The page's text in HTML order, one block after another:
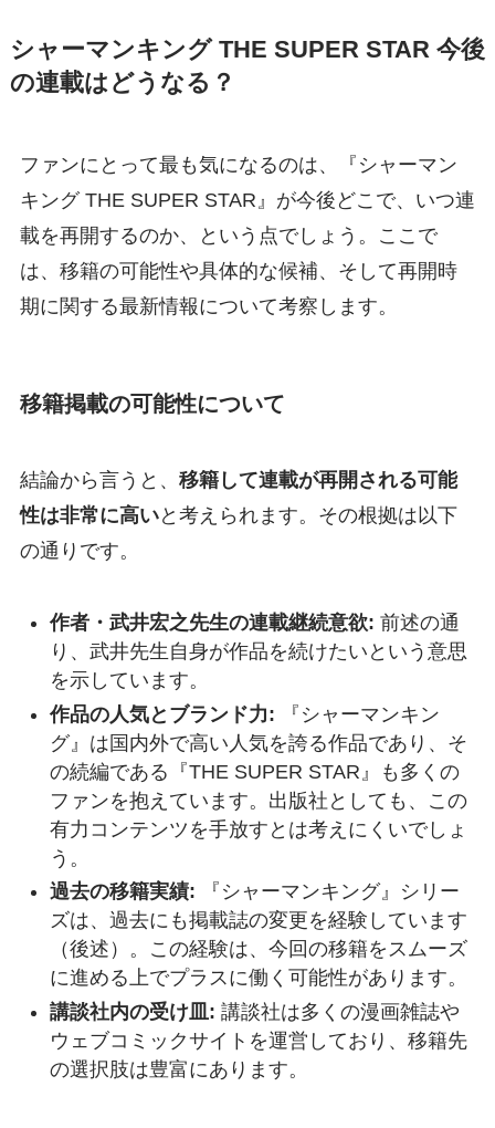
シャーマンキング THE SUPER STAR 今後
の連載はどうなる？
ファンにとって最も気になるのは、『シャーマン
キング THE SUPER STAR』が今後どこで、いつ連
載を再開するのか、という点でしょう。ここで
は、移籍の可能性や具体的な候補、そして再開時
期に関する最新情報について考察します。
移籍掲載の可能性について
結論から言うと、 移籍して連載が再開される可能
性は非常に高いと考えられます。その根拠は以下
の通りです。
作者・武井宏之先生の連載継続意欲: 前述の通
り、武井先生自身が作品を続けたいという意思
を示しています。
作品の人気とブランド力: 『シャーマンキン
グ』は国内外で高い人気を誇る作品であり、そ
の続編である『THE SUPER STAR』も多くの
ファンを抱えています。出版社としても、この
有力コンテンツを手放すとは考えにくいでしょ
う。
過去の移籍実績: 『シャーマンキング』シリー
ズは、過去にも掲載誌の変更を経験しています
（後述）。この経験は、今回の移籍をスムーズ
に進める上でプラスに働く可能性があります。
講談社内の受け皿: 講談社は多くの漫画雑誌や
ウェブコミックサイトを運営しており、移籍先
の選択肢は豊富にあります。